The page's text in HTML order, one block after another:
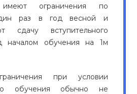
ограничения по
раз в год весной и
сдачу вступительного
началом обучения на 1м
при условии
обучения обычно не